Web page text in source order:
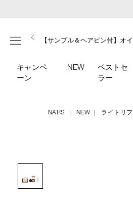
contentメニュー
【ミニパフプレゼント】新リ
レゼント
【はじめての購入はこちらか
ターターキット
【サンプル＆ヘアピン付】オ
【ギフトショッパープレゼン
へのプレゼントに
【ポーチ＆ブラッシュプレゼ
キャンペ
ーン
NEW
ベストセ
ラー
NARS NEW ライトリ
lrpp_scfd_kit_2607_s